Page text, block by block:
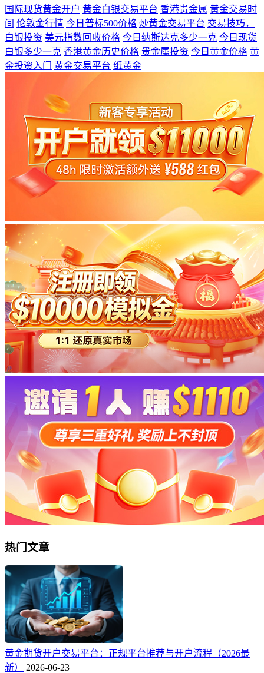
国际现货黄金开户 黄金白银交易平台 香港贵金属 黄金交易时
间 伦敦金行情 今日普标500价格 炒黄金交易平台 交易技巧，
白银投资 美元指数回收价格 今日纳斯达克多少一克 今日现货
白银多少一克 香港黄金历史价格 贵金属投资 今日黄金价格 黄
金投资入门
黄金交易平台 纸黄金
热门文章
黄金期货开户交易平台：正规平台推荐与开户流程（2026最
新）
2026-06-23